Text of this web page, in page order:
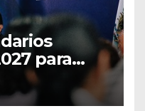
para